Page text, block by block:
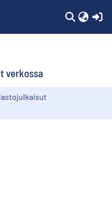
verkossa